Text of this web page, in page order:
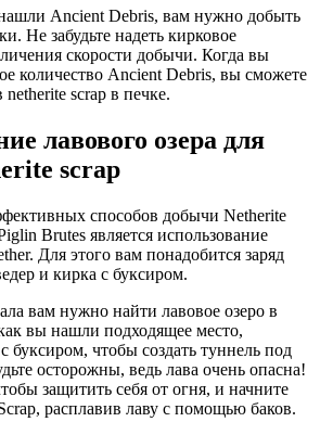
Ancient Debris, вам нужно добыть
Не забудьте надеть кирковое
скорости добычи. Когда вы
количество Ancient Debris, вы сможете
netherite scrap в печке.
лавового озера для
scrap
способов добычи Netherite
Brutes является использование
Для этого вам понадобится заряд
и кирка с буксиром.
вам нужно найти лавовое озеро в
вы нашли подходящее место,
буксиром, чтобы создать туннель под
осторожны, ведь лава очень опасна!
защитить себя от огня, и начните
расплавив лаву с помощью баков.